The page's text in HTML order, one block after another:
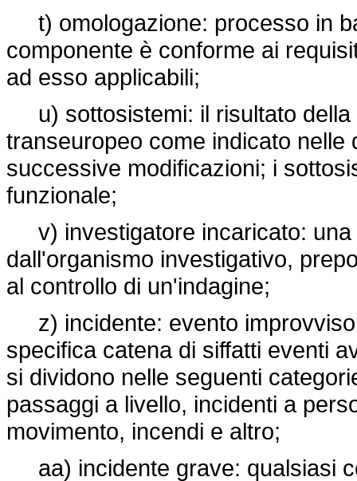
t) omologazione: processo in
componente è conforme ai
ad esso applicabili;
u) sottosistemi: il risultato della
transeuropeo come indicato
successive modificazioni; i
funzionale;
v) investigatore incaricato: una
dall'organismo investigativo,
al controllo di un'indagine;
z) incidente: evento improvviso
specifica catena di siffatti eventi
si dividono nelle seguenti
passaggi a livello, incidenti a
movimento, incendi e altro;
aa) incidente grave: qualsiasi